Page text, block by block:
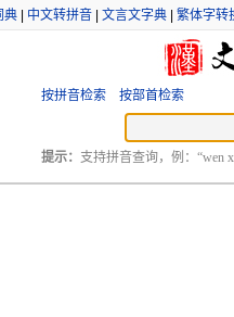
典 中文转拼音 文言文字典 繁体字转
按拼音检索 按部首检索
提示： 支持拼音查询，例：“wen